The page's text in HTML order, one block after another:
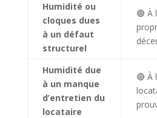
Humidité ou
cloques dues
à un défaut
structurel
🟢 À
Humidité due
à un manque
d’entretien du
locataire
🔴 À